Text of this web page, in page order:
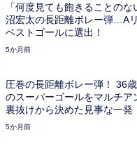
「何度見ても飽きることのな
沼宏太の長距離ボレー弾…A
ベストゴールに選出！
5か月前
圧巻の長距離ボレー弾！ 36
のスーパーゴールをマルチア
裏抜けから決めた見事な一発
5か月前